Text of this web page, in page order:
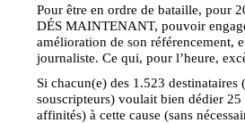
Pour être en ordre de bataille, pour
DÉS MAINTENANT, pouvoir
amélioration de son référencement,
journaliste. Ce qui, pour l’heure,
Si chacun(e) des 1.523 destinataires
souscripteurs) voulait bien dédier
affinités) à cette cause (sans